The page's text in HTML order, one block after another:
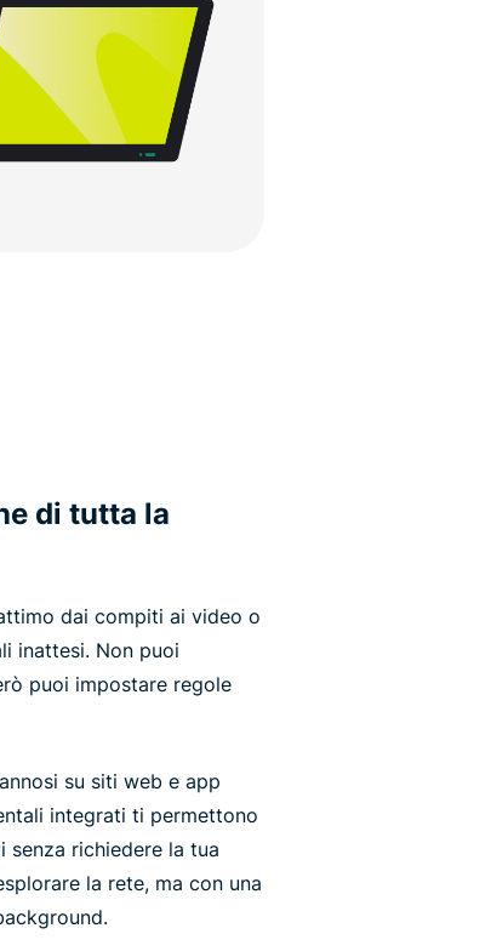
di tutta la
dai compiti ai video o
inattesi. Non puoi
puoi impostare regole
su siti web e app
integrati ti permettono
richiedere la tua
la rete, ma con una